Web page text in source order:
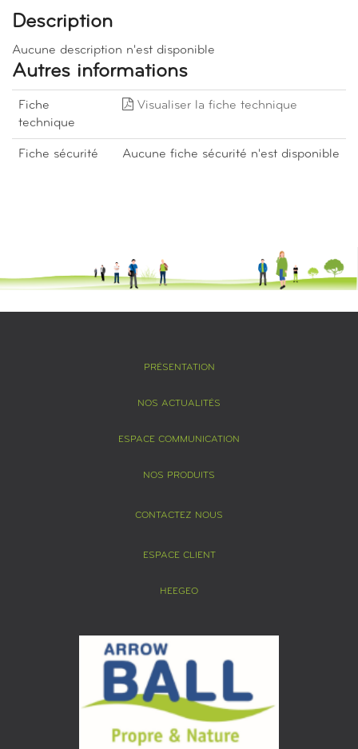
Description
Aucune description n'est disponible
Autres informations
Fiche
technique
Visualiser la fiche technique
Fiche sécurité Aucune fiche sécurité n'est disponible
PRÉSENTATION
NOS ACTUALITÉS
ESPACE COMMUNICATION
NOS PRODUITS
CONTACTEZ NOUS
ESPACE CLIENT
HEEGEO